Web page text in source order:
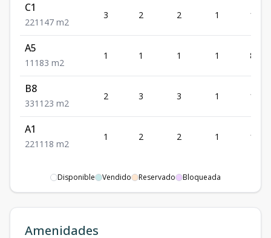
C1
221 147 m2
3 2 2 1 147
A5
1 1 1 83 m2
1 1 1 1 83
B8
331 123 m2
2 3 3 1 123
A1
221 118 m2
1 2 2 1 118
Disponible Vendido Reservado Bloqueada
Amenidades